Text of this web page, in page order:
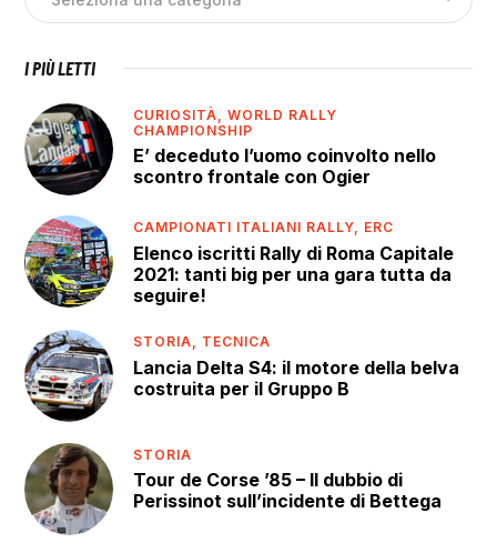
I PIÙ LETTI
CURIOSITÀ,WORLD RALLY
CHAMPIONSHIP
E’ deceduto l’uomo coinvolto nello
scontro frontale con Ogier
CAMPIONATI ITALIANI RALLY, ERC
Elenco iscritti Rally di Roma Capitale
2021: tanti big per una gara tutta da
seguire!
STORIA, TECNICA
Lancia Delta S4: il motore della belva
costruita per il Gruppo B
STORIA
Tour de Corse ’85 – Il dubbio di
Perissinot sull’incidente di Bettega